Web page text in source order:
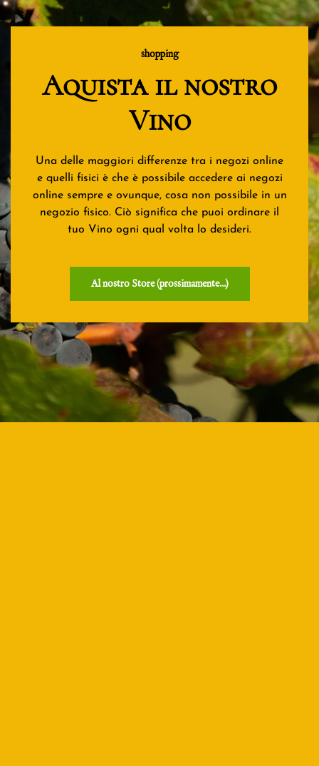
shopping
Aquista il nostro
Vino
Una delle maggiori differenze tra i negozi online
e quelli fisici è che è possibile accedere ai negozi
online sempre e ovunque, cosa non possibile in un
negozio fisico. Ciò significa che puoi ordinare il
tuo Vino ogni qual volta lo desideri.
Al nostro Store (prossimamente...)